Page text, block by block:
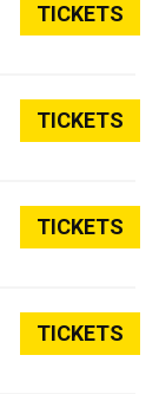
TICKETS
TICKETS
TICKETS
TICKETS